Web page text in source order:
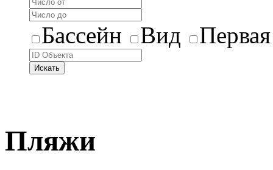
Бассейн Вид
Искать
Пляжи